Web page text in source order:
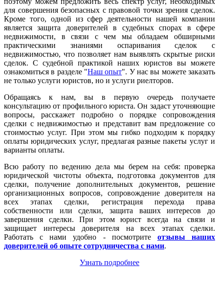
для совершения безопасных с правовой точки зрения сделок.
Кроме того, одной из сфер деятельности нашей компании
является защита доверителей в судебных спорах в сфере
недвижимости, в связи с чем мы обладаем обширными
практическими знаниями оспаривания сделок с
недвижимостью, что позволяет нам выявлять скрытые риски
сделок. С судебной практикой наших юристов вы можете
ознакомиться в разделе "Наш опыт". У нас вы можете заказать
не только услуги юристов, но и услуги риелторов.
Обращаясь к нам, вы в первую очередь получаете
консультацию от профильного юриста. Он задаст уточняющие
вопросы, расскажет подробно о порядке сопровождения
сделки с недвижимостью и представит вам предложение со
стоимостью услуг. При этом мы гибко подходим к порядку
оплаты юридических услуг, предлагая разные пакеты услуг и
варианты оплаты.
Всю работу по ведению дела мы берем на себя: проверка
юридической чистоты объекта, подготовка документов для
сделки, получение дополнительных документов, решение
организационных вопросов, сопровождение доверителя на
всех этапах сделки, регистрация перехода права
собственности или сделки, защита ваших интересов до
завершения сделки. При этом юрист всегда на связи и
защищает интересы доверителя на всех этапах сделки.
Работать с нами удобно - посмотрите отзывы наших
доверителей об опыте сотрудничества с нами.
Узнать подробнее